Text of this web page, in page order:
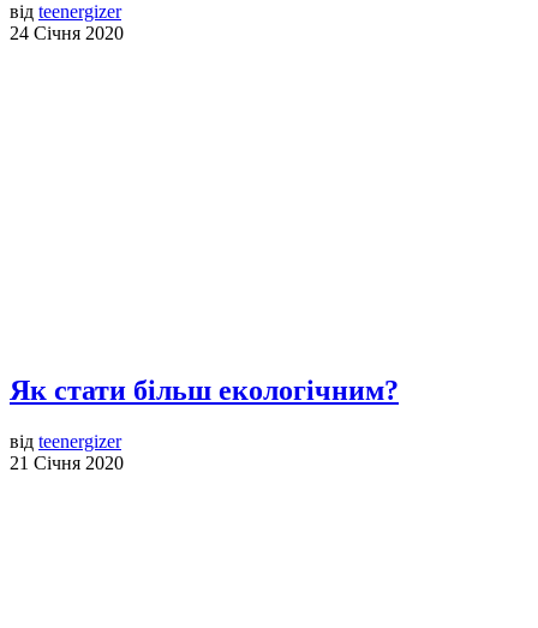
від teenergizer
24 Січня 2020
Як стати більш екологічним?
від teenergizer
21 Січня 2020